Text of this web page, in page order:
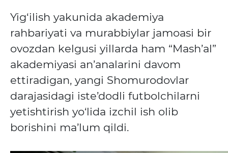
Yig‘ilish yakunida akademiya
rahbariyati va murabbiylar jamoasi bir
ovozdan kelgusi yillarda ham “Mash’al”
akademiyasi an’analarini davom
ettiradigan, yangi Shomurodovlar
darajasidagi iste’dodli futbolchilarni
yetishtirish yo‘lida izchil ish olib
borishini ma’lum qildi.